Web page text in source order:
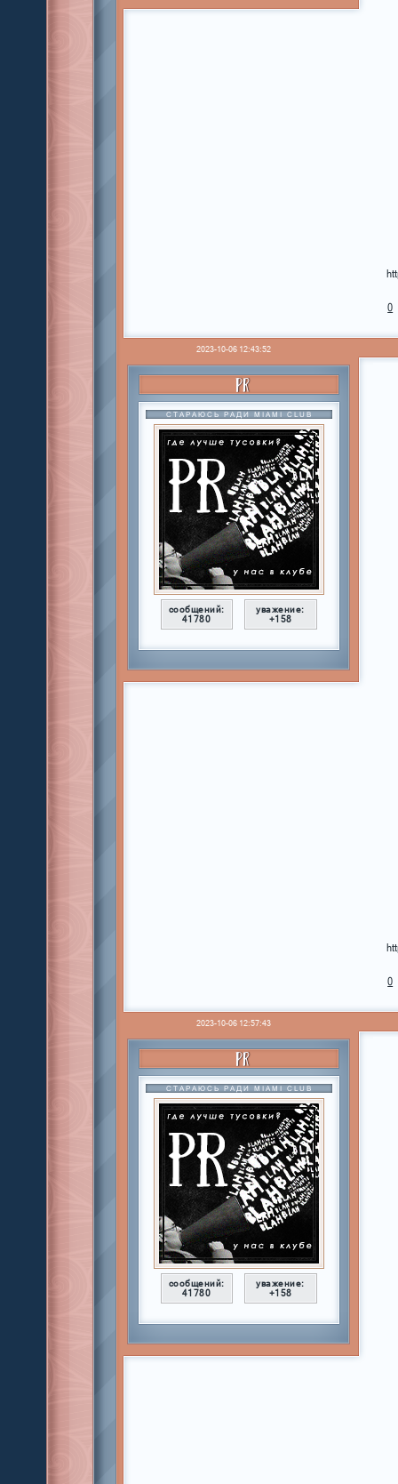
0
2023-10-06 12:43:52
PR
СТАРАЮСЬ РАДИ MIAMI CLUB
сообщений:
41780
уважение:
+158
0
2023-10-06 12:57:43
PR
СТАРАЮСЬ РАДИ MIAMI CLUB
сообщений:
41780
уважение:
+158